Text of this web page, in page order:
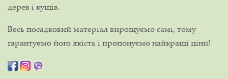
дерев і кущів.
Весь посадковий матеріал вирощуємо самі, тому
гарантуємо його якість і пропонуємо найкращі ціни!